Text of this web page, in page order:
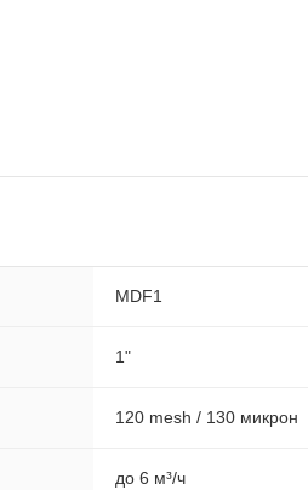
MDF1
1"
120 mesh / 130 микрон
до 6 м³/ч